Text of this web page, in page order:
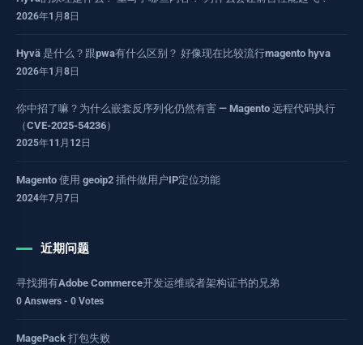
2026年1月8日
Hyvä 是什么？跟pwa有什么区别？ 好像现在比较流行magento hyva
2026年1月8日
你中招了嘛？为什么嵌套反序列化仍然有害 — Magento 远程代码执行
（CVE-2025-54236）
2025年11月12日
Magento 使用 geoip2 插件做用户IP定位功能
2024年7月7日
近期问题
寻找拥有Adobe Commerce开发运维或者架构证书的兄弟
0 Answers - 0 Votes
MagePack 打包失败